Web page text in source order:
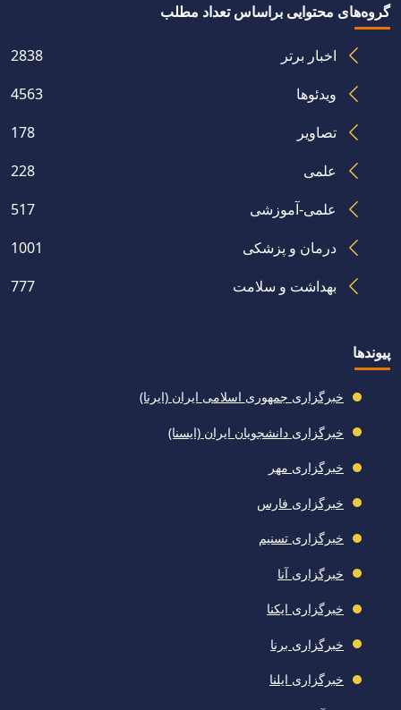
پیوندها
خبرگزاری جمهوری اسلامی ایران (ایرنا)
خبرگزاری دانشجویان ایران (ایسنا)
خبرگزاری مهر
خبرگزاری فارس
خبرگزاری تسنیم
خبرگزاری آنا
خبرگزاری ایکنا
خبرگزاری برنا
خبرگزاری ایلنا
گروه‌های محتوایی براساس تعداد مطلب
اخبار برتر
2838
ویدئوها
4563
تصاویر
178
علمی
228
علمی-آموزشی
517
درمان و پزشکی
1001
بهداشت و سلامت
777